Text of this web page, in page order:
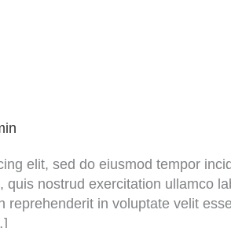
elit, sed do eiusmod tempor
nostrud exercitation ullamco
in voluptate velit